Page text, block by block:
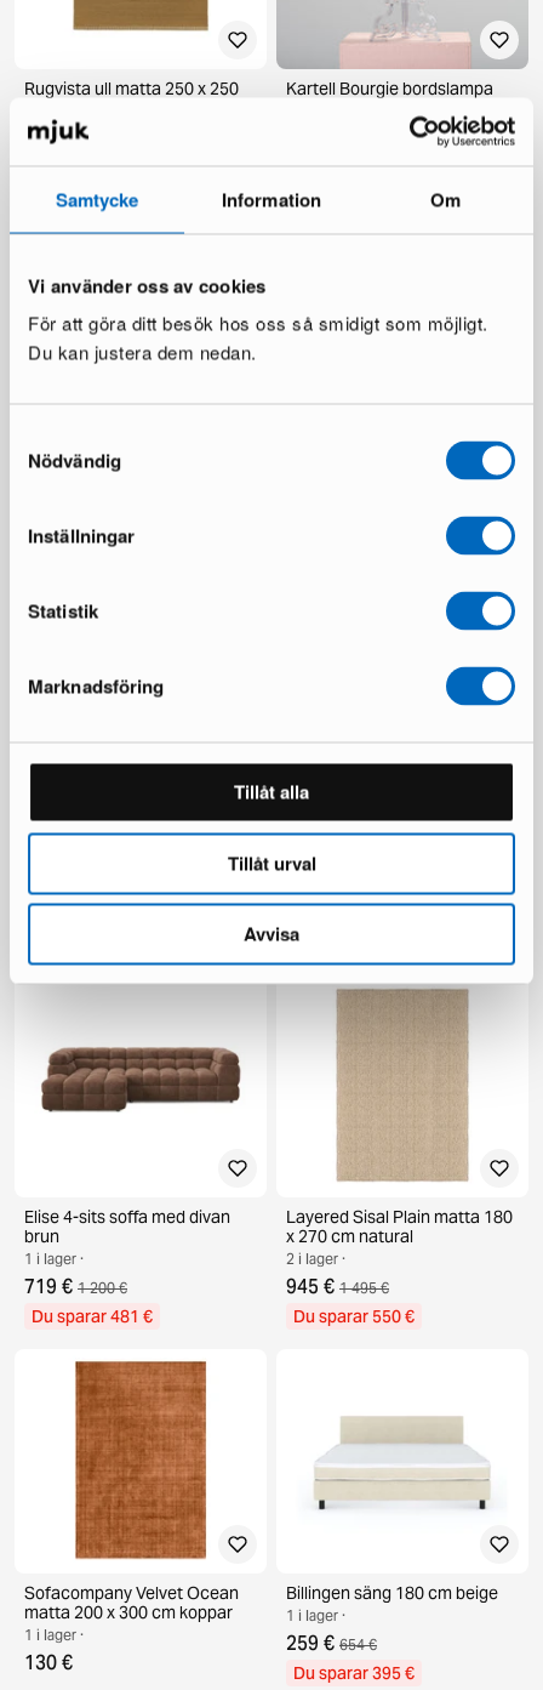
Samtycke Information Om
Vi använder oss av cookies
För att göra ditt besök hos oss så smidigt som möjligt.
Du kan justera dem nedan.
Nödvändig
Inställningar
Statistik
Marknadsföring
Tillåt alla
Tillåt urval
Avvisa
Rugvista ull matta 250 x 250
2 i lager ·
Du sparar 124 €
Kartell Bourgie bordslampa
Du sparar 192 €
BoConcept Imola läderfåtölj
1 832 € 3 000 €
Layered Stripe Grande
ullmatta 200 x 300 cm Almond
Kopparbo sofabord ø 90 cm
165 € 300 €
Relax ryamatta 160 x 230 cm
rosa
49 € 85 €
Elise 4-sits soffa med divan
brun
1 i lager ·
719 € 1 200 €
Du sparar 481 €
Layered Sisal Plain matta 180
x 270 cm natural
2 i lager ·
945 € 1 495 €
Du sparar 550 €
Sofacompany Velvet Ocean
matta 200 x 300 cm koppar
1 i lager ·
130 €
Billingen säng 180 cm beige
1 i lager ·
259 € 654 €
Du sparar 395 €